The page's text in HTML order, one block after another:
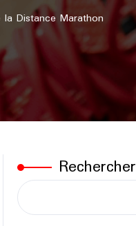
Distance Marathon
Rechercher